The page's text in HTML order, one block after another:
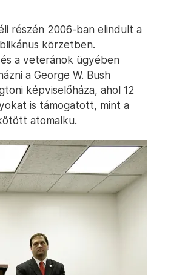
részén 2006-ban elindult a
körzetben.
a veteránok ügyében
a George W. Bush
képviselőháza, ahol 12
is támogatott, mint a
atomalku.